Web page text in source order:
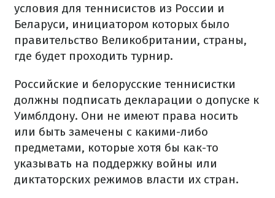
условия для теннисистов из России и
Беларуси, инициатором которых было
правительство Великобритании, страны,
где будет проходить турнир.
Российские и белорусские теннисистки
должны подписать декларации о допуске к
Уимблдону. Они не имеют права носить
или быть замечены с какими-либо
предметами, которые хотя бы как-то
указывать на поддержку войны или
диктаторских режимов власти их стран.